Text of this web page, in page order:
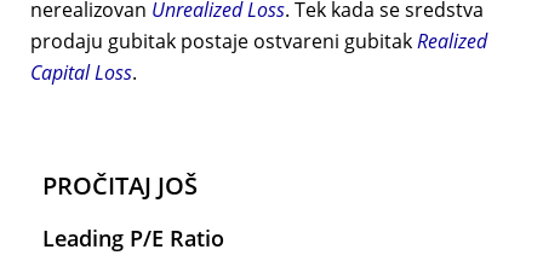
nerealizovan Unrealized Loss. Tek kada se sredstva
prodaju gubitak postaje ostvareni gubitakRealized
Capital Loss.
PROČITAJ JOŠ
Leading P/E Ratio